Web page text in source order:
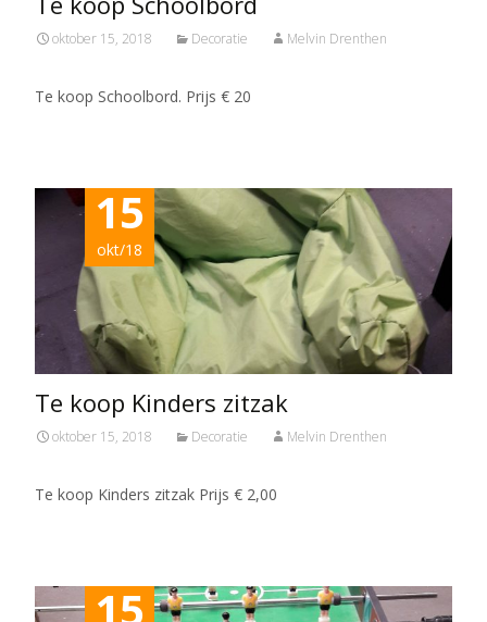
oktober 15, 2018 Decoratie Melvin Drenthen
Te koop Schoolbord. Prijs € 20
15
okt/18
Te koop Kinders zitzak
oktober 15, 2018 Decoratie Melvin Drenthen
Te koop Kinders zitzak Prijs € 2,00
15